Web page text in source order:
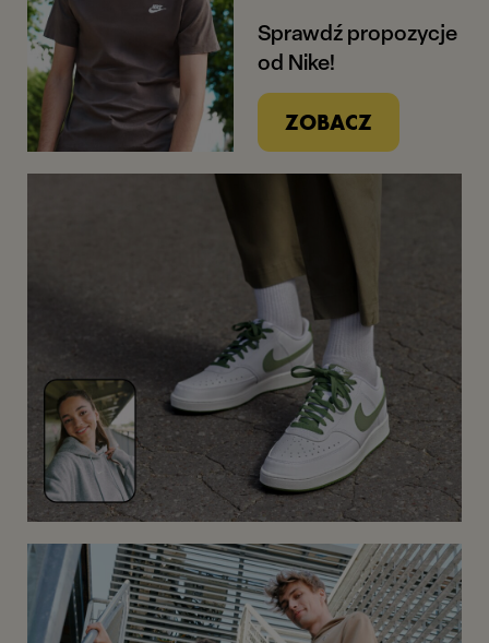
Sprawdź propozycje
od Nike!
ZOBACZ